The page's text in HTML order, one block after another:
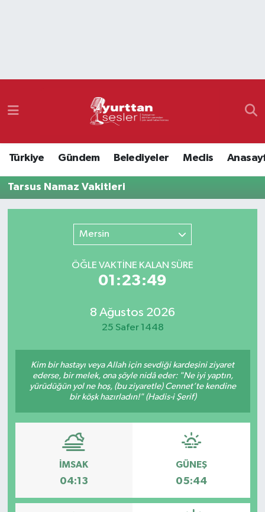
Türkiye Gündem Belediyeler Meclis
Tarsus Namaz Vakitleri
Mersin
ÖĞLE VAKTİNE KALAN SÜRE
01:23:49
8 Ağustos 2026
25 Safer 1448
Kim bir hastayı veya Allah için sevdiği kardeşini ziyaret
ederse, bir melek, ona şöyle nidâ eder: "Ne iyi yaptın,
yürüdüğün yol ne hoş, (bu ziyaretle) Cennet’te kendine
bir köşk hazırladın!" (Hadis-i Şerif)
İMSAK
04:13
GÜNEŞ
05:44
Namaz Vakitleri
Süper Lig Puan Durumu ve Fikstür
Son Dakika Haberleri